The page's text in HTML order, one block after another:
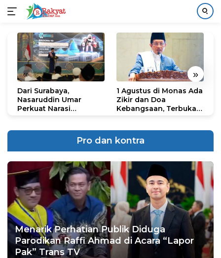
konten
« »
Dari Surabaya,
Nasaruddin Umar
Perkuat Narasi
1 Agustus di Monas Ada
Zikir dan Doa
Kebangsaan, Terbuka
Pro dan kontra
Menarik Perhatian Publik Diduga
Parodikan Raffi Ahmad di Acara “Lapor
Pak” Trans TV